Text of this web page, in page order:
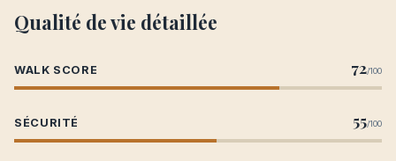
Qualité de vie détaillée
WALK SCORE 72/100
SÉCURITÉ 55/100